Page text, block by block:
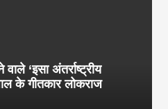
‘इसा अंतर्राष्ट्रीय
के गीतकार लोकराज